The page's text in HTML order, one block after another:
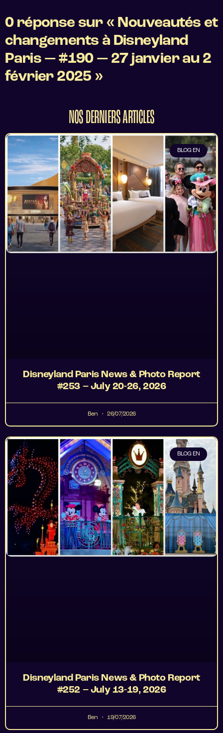
0 réponse sur « Nouveautés et
changements à Disneyland
Paris — #190 — 27 janvier au 2
février 2025 »
NOS DERNIERS ARTICLES
BLOG EN
Disneyland Paris News & Photo Report
#253 – July 20-26, 2026
Ben 26/07/2026
BLOG EN
Disneyland Paris News & Photo Report
#252 – July 13-19, 2026
Ben 19/07/2026